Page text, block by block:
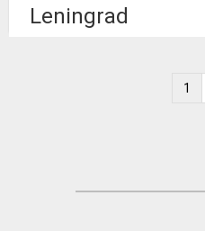
Leningrad
1